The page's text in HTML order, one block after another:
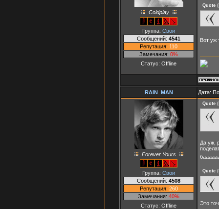
Coldplay
Группа: Свои
Сообщений: 4541
Репутация: 110
Замечания: 0%
Статус: Offline
Quote (
Вот уж
RAIN_MAN Дата:
Forever Yours
Группа: Свои
Сообщений: 4508
Репутация: 260
Замечания: 40%
Статус: Offline
Quote (
Да уж,
Quote (
Это